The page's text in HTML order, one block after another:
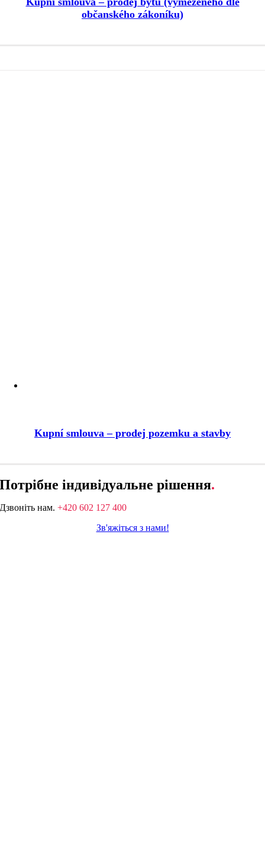
občanského zákoníku)
Kupní smlouva – prodej pozemku a stavby
Потрібне індивідуальне рішення.
Дзвоніть нам.+420 602 127 400
Зв'яжіться з нами!